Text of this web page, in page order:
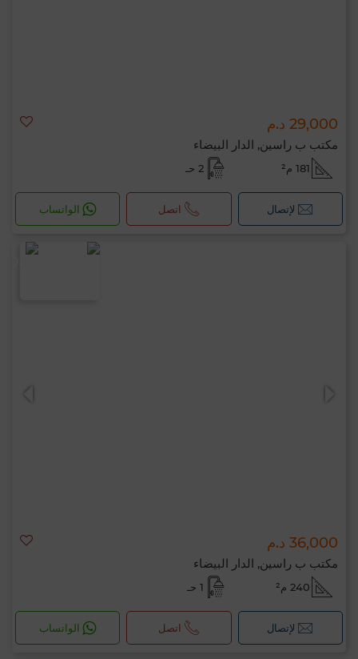
29,000 د.م
مكتب ب راسين, الدار البيضاء
181 م² 2 حـ
لإتصال اتصل الواتساب
36,000 د.م
مكتب ب راسين, الدار البيضاء
240 م² 1 حـ
لإتصال اتصل الواتساب